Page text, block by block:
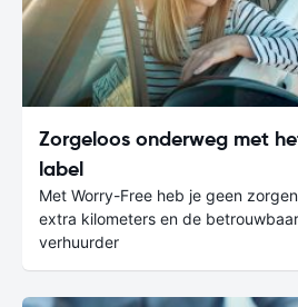
Zorgeloos onderweg met
label
Met Worry-Free heb je geen
extra kilometers en de
verhuurder